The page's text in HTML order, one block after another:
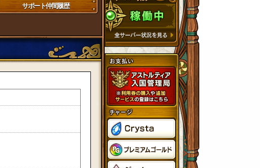
サポート仲間履歴